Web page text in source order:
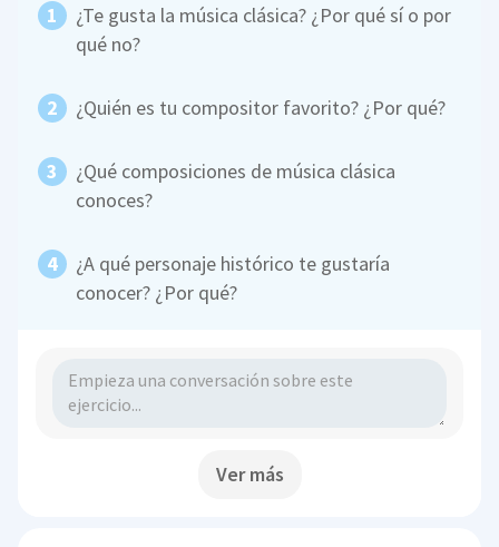
¿Te gusta la música clásica? ¿Por qué sí o por
qué no?
¿Quién es tu compositor favorito? ¿Por qué?
¿Qué composiciones de música clásica
conoces?
¿A qué personaje histórico te gustaría
conocer? ¿Por qué?
Ver más